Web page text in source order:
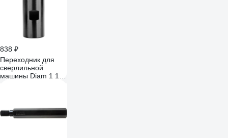
838 ₽
Переходник для
сверлильной
машины Diam 1 1/4
(внешняя резьба)
649017